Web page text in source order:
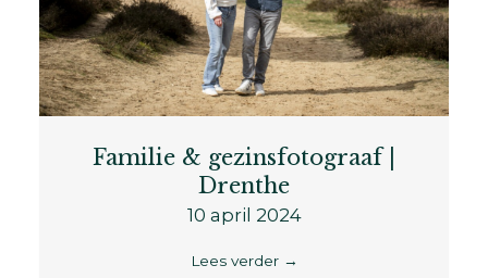
Familie & gezinsfotograaf |
Drenthe
10 april 2024
Lees verder →